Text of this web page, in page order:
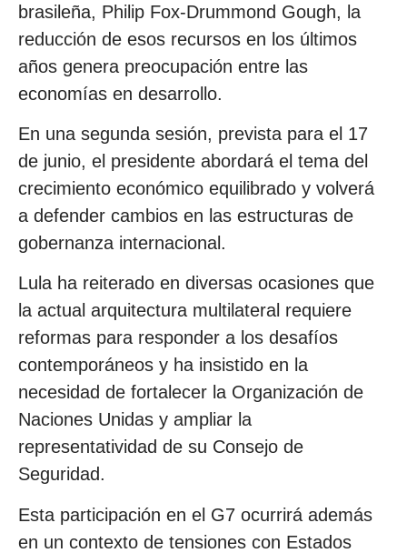
brasileña, Philip Fox-Drummond Gough, la
reducción de esos recursos en los últimos
años genera preocupación entre las
economías en desarrollo.
En una segunda sesión, prevista para el 17
de junio, el presidente abordará el tema del
crecimiento económico equilibrado y volverá
a defender cambios en las estructuras de
gobernanza internacional.
Lula ha reiterado en diversas ocasiones que
la actual arquitectura multilateral requiere
reformas para responder a los desafíos
contemporáneos y ha insistido en la
necesidad de fortalecer la Organización de
Naciones Unidas y ampliar la
representatividad de su Consejo de
Seguridad.
Esta participación en el G7 ocurrirá además
en un contexto de tensiones con Estados